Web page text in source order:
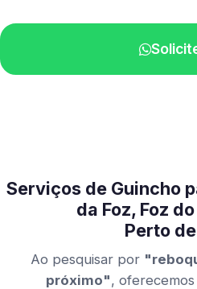
Serviços de Guincho
da Foz, Foz
Perto
Ao pesquisar por
próximo",